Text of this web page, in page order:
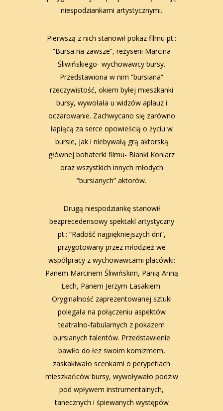
niespodziankami artystycznymi.
Pierwszą z nich stanowił pokaz filmu pt.:
“Bursa na zawsze”, reżyserii Marcina
Śliwińskiego- wychowawcy bursy.
Przedstawiona w nim “bursiana”
rzeczywistość, okiem byłej mieszkanki
bursy, wywołała u widzów aplauz i
oczarowanie. Zachwycano się zarówno
łapiącą za serce opowieścią o życiu w
bursie, jak i niebywałą grą aktorską
głównej bohaterki filmu- Bianki Koniarz
oraz wszystkich innych młodych
“bursianych” aktorów.
Drugą niespodziankę stanowił
bezprecedensowy spektakl artystyczny
pt.: “Radość najpiękniejszych dni”,
przygotowany przez młodzież we
współpracy z wychowawcami placówki:
Panem Marcinem Śliwińskim, Panią Anną
Lech, Panem Jerzym Lasakiem.
Oryginalność zaprezentowanej sztuki
polegała na połączeniu aspektów
teatralno-fabularnych z pokazem
bursianych talentów. Przedstawienie
bawiło do łez swoim komizmem,
zaskakiwało scenkami o perypetiach
mieszkańców bursy, wywoływało podziw
pod wpływem instrumentalnych,
tanecznych i śpiewanych występów